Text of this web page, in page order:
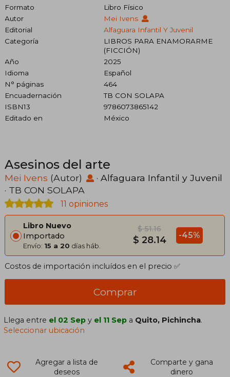
Formato
Libro Físico
Autor
Mei Ivens
Editorial
Alfaguara Infantil Y Juvenil
Categoría
LIBROS PARA ENAMORARME
(FICCIÓN)
Año
2025
Idioma
Español
N° páginas
464
Encuadernación
TB CON SOLAPA
ISBN13
9786073865142
Editado en
México
Asesinos del arte
Mei Ivens (Autor) · Alfaguara Infantil y Juvenil
· TB CON SOLAPA
11 opiniones
Libro Nuevo
Importado
Envío: 15 a 20 días háb.
$ 51.16
$ 28.14 -45%
Costos de importación incluídos en el precio ✅
Comprar
Llega entre el 02 Sep y el 11 Sep a Quito, Pichincha.
Seleccionar ubicación
Agregar a lista de
deseos
Comparte y gana
dinero